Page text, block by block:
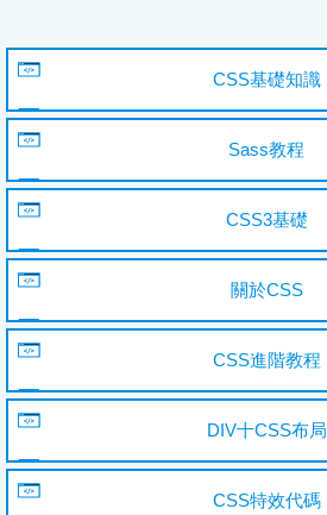
CSS基礎知識
Sass教程
CSS3基礎
關於CSS
CSS進階教程
DIV十CSS布局
CSS特效代碼